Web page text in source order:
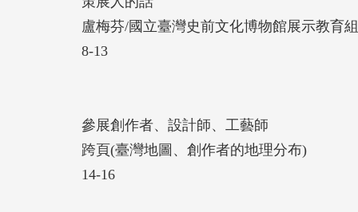
文建會自2008年開始推動的「臺灣生活美
學的微觀之旅」特展，在史前館開展是有
「希望透過美感基本元素(美感DNA)的放大
住民豐饒的美感元素「有看沒有見」的反
藝術可以是世界語言，有助於解決文化的
如用西方的藝術眼光和認定來鑑別原住民
盧梅芬/國立臺灣史前文化博物館展示教育
8-13
參展創作者、設計師、工藝師
跨頁(臺灣地圖、創作者的地理分布)
14-16